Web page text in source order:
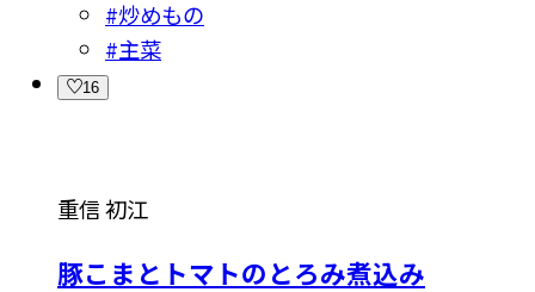
#炒めもの
#主菜
16
重信 初江
豚こまとトマトのとろみ煮込み